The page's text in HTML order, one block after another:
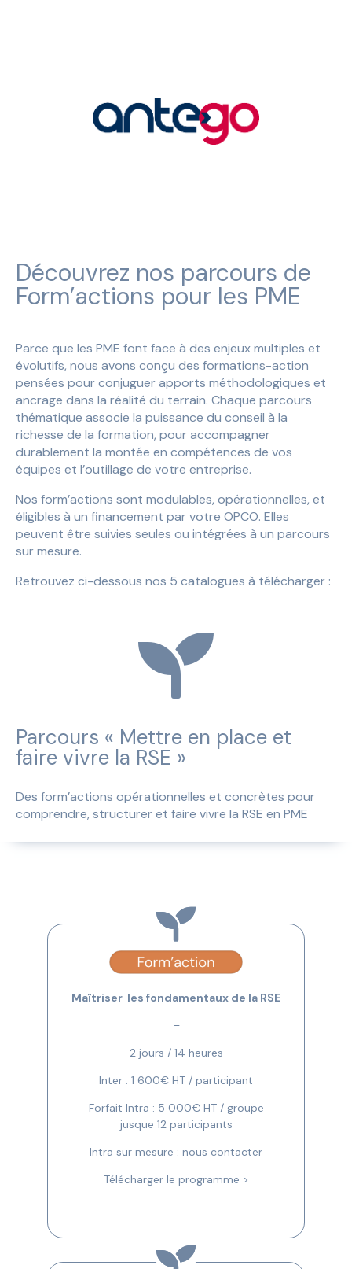
Notre équipe
Notre équipe
Découvrez nos parcours de
Form’actions pour les PME
Parce que les PME font face à des enjeux multiples et
évolutifs, nous avons conçu des formations-action
pensées pour conjuguer apports méthodologiques et
ancrage dans la réalité du terrain. Chaque parcours
thématique associe la puissance du conseil à la
richesse de la formation, pour accompagner
durablement la montée en compétences de vos
équipes et l’outillage de votre entreprise.
Nos form’actions sont modulables, opérationnelles, et
éligibles à un financement par votre OPCO. Elles
peuvent être suivies seules ou intégrées à un parcours
sur mesure.
Retrouvez ci-dessous nos 5 catalogues à télécharger :

Parcours « Mettre en place et
faire vivre la RSE »
Des form’actions opérationnelles et concrètes pour
comprendre, structurer et faire vivre la RSE en PME
Maîtriser les fondamentaux de la RSE
–
2 jours / 14 heures
Inter : 1 600€ HT / participant
Forfait Intra : 5 000€ HT / groupe
jusque 12 participants
Intra sur mesure : nous contacter
Télécharger le programme >